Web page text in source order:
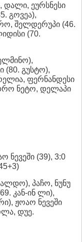
დალი, ეურსნესი
გოვეა),
შელდერუპი (46.
(70.
(80. გუსტო),
ფერნანდესი
ნეტო, დელაპი
ნევეში (39), 3:0
პაჩო, ნუნუ
კან-ინ ლი),
ჟოაო ნევეში
დუე.